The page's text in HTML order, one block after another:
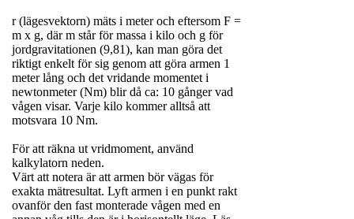
r (lägesvektorn) mäts i meter och eftersom F =
m x g, där m står för massa i kilo och g för
jordgravitationen (9,81), kan man göra det
riktigt enkelt för sig genom att göra armen 1
meter lång och det vridande momentet i
newtonmeter (Nm) blir då ca: 10 gånger vad
vågen visar. Varje kilo kommer alltså att
motsvara 10 Nm.
För att räkna ut vridmoment, använd
kalkylatorn neden.
Värt att notera är att armen bör vägas för
exakta mätresultat. Lyft armen i en punkt rakt
ovanför den fast monterade vågen med en